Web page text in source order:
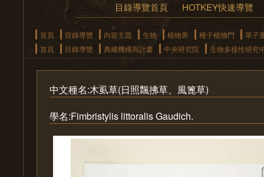
目錄導覽首頁 HOTKEY快速導覽
首頁 目錄導覽 內容主題 生物 植物界 種子植物門
單子
首頁
目錄導覽 典藏機構與計畫 中央研究院 生物多樣性研究
中文種名:木虱草(日照飄拂草、風篦草)
學名:Fimbristylis littoralis Gaudich.